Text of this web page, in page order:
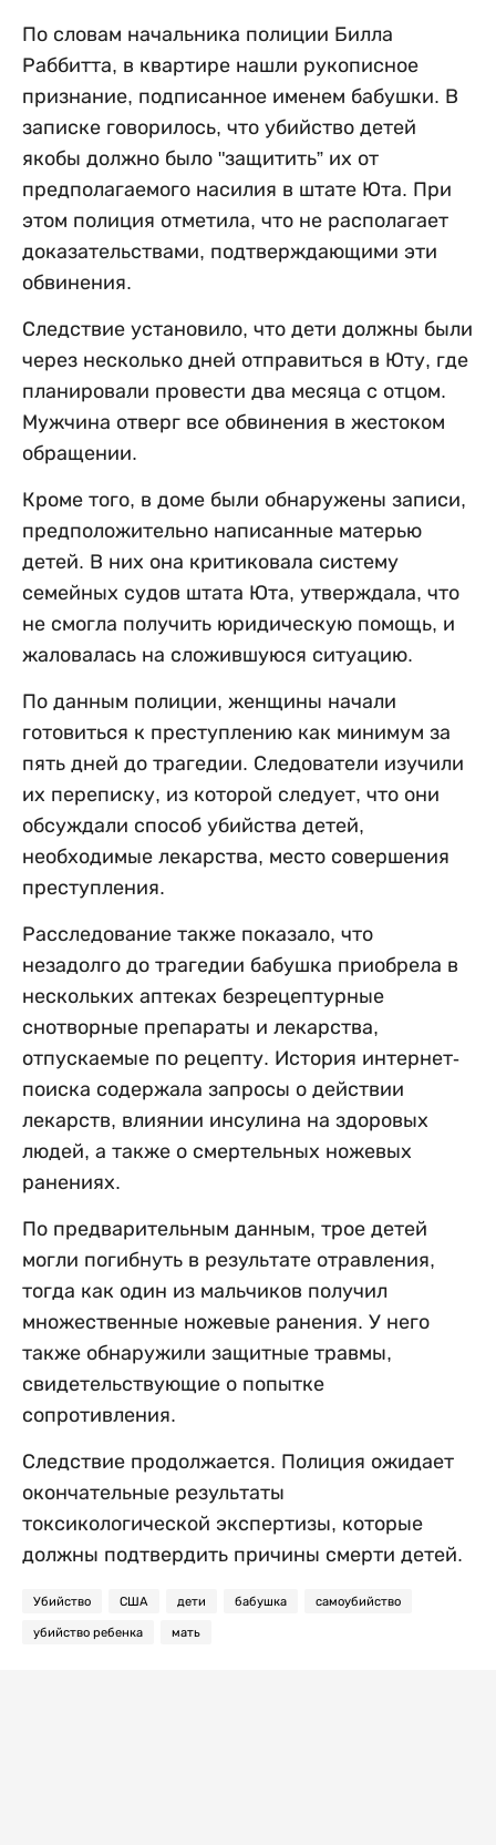
По словам начальника полиции Билла
Раббитта, в квартире нашли рукописное
признание, подписанное именем бабушки. В
записке говорилось, что убийство детей
якобы должно было "защитить” их от
предполагаемого насилия в штате Юта. При
этом полиция отметила, что не располагает
доказательствами, подтверждающими эти
обвинения.
Следствие установило, что дети должны были
через несколько дней отправиться в Юту, где
планировали провести два месяца с отцом.
Мужчина отверг все обвинения в жестоком
обращении.
Кроме того, в доме были обнаружены записи,
предположительно написанные матерью
детей. В них она критиковала систему
семейных судов штата Юта, утверждала, что
не смогла получить юридическую помощь, и
жаловалась на сложившуюся ситуацию.
По данным полиции, женщины начали
готовиться к преступлению как минимум за
пять дней до трагедии. Следователи изучили
их переписку, из которой следует, что они
обсуждали способ убийства детей,
необходимые лекарства, место совершения
преступления.
Расследование также показало, что
незадолго до трагедии бабушка приобрела в
нескольких аптеках безрецептурные
снотворные препараты и лекарства,
отпускаемые по рецепту. История интернет-
поиска содержала запросы о действии
лекарств, влиянии инсулина на здоровых
людей, а также о смертельных ножевых
ранениях.
По предварительным данным, трое детей
могли погибнуть в результате отравления,
тогда как один из мальчиков получил
множественные ножевые ранения. У него
также обнаружили защитные травмы,
свидетельствующие о попытке
сопротивления.
Следствие продолжается. Полиция ожидает
окончательные результаты
токсикологической экспертизы, которые
должны подтвердить причины смерти детей.
Убийство США дети бабушка самоубийство
убийство ребенка мать